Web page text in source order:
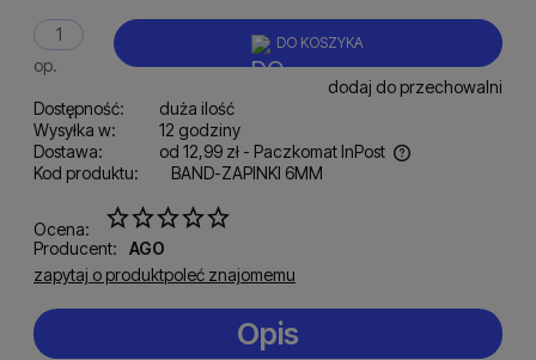
op.
DO KOSZYKA
dodaj do przechowalni
Dostępność:
duża ilość
Wysyłka w:
12 godziny
Dostawa:
od 12,99 zł - Paczkomat InPost
Cena nie zawiera ewentualnych kosztów płatności
Kod produktu: BAND-ZAPINKI 6MM
Ocena:
Producent:
AGO
zapytaj o produktpoleć znajomemu
Opis